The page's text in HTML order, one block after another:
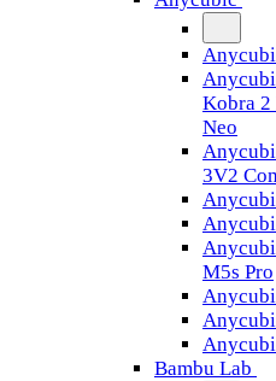
Kobra 2
Neo
3V2
M5s Pro
Bambu Lab